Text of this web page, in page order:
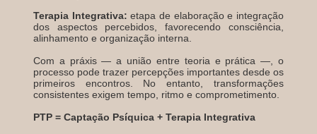
Terapia Integrativa: etapa de elaboração e integração
dos aspectos percebidos, favorecendo consciência,
alinhamento e organização interna.
Com a práxis — a união entre teoria e prática —, o
processo pode trazer percepções importantes desde os
primeiros encontros. No entanto, transformações
consistentes exigem tempo, ritmo e comprometimento.
PTP = Captação Psíquica + Terapia Integrativa